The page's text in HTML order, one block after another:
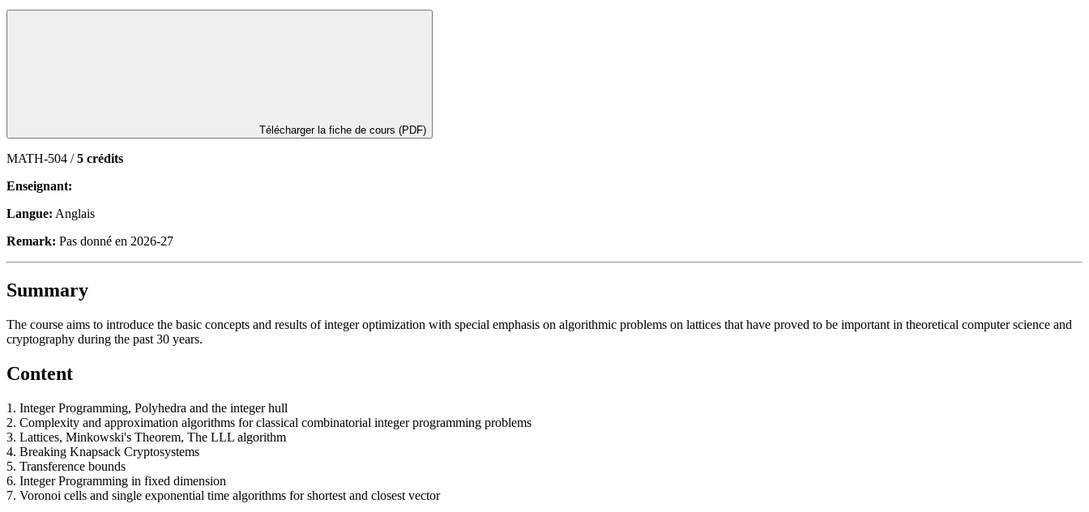
Télécharger la fiche de cours (PDF)
MATH-504 /5 crédits
Enseignant:
Langue: Anglais
Remark: Pas donné en 2026-27
Summary
The course aims to introduce the basic concepts and results of integer optimization with special emphasis on algorithmic problems on lattices that have proved to be important in theoretical computer science and
cryptography during the past 30 years.
Content
1. Integer Programming, Polyhedra and the integer hull
2. Complexity and approximation algorithms for classical combinatorial integer programming problems
3. Lattices, Minkowski's Theorem, The LLL algorithm
4. Breaking Knapsack Cryptosystems
5. Transference bounds
6. Integer Programming in fixed dimension
7. Voronoi cells and single exponential time algorithms for shortest and closest vector